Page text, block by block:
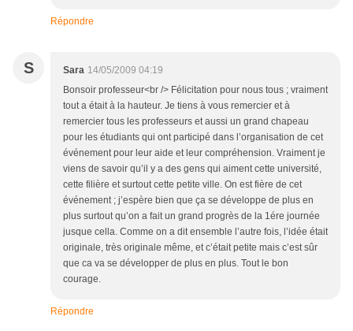
Répondre
S Sara 14/05/2009 04:19
Bonsoir professeur<br /> Félicitation pour nous tous ; vraiment
tout a était à la hauteur. Je tiens à vous remercier et à
remercier tous les professeurs et aussi un grand chapeau
pour les étudiants qui ont participé dans l’organisation de cet
événement pour leur aide et leur compréhension. Vraiment je
viens de savoir qu’il y a des gens qui aiment cette université,
cette filière et surtout cette petite ville. On est fière de cet
événement ; j’espère bien que ça se développe de plus en
plus surtout qu’on a fait un grand progrès de la 1ére journée
jusque cella. Comme on a dit ensemble l’autre fois, l’idée était
originale, très originale même, et c’était petite mais c’est sûr
que ca va se développer de plus en plus. Tout le bon
courage.
Répondre